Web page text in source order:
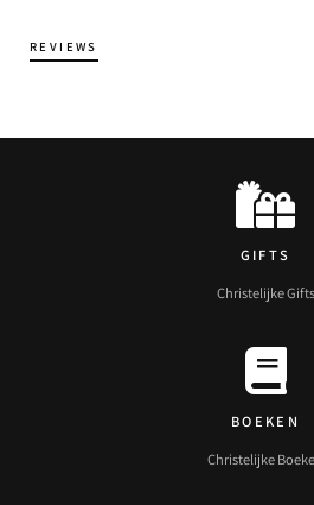
REVIEWS
GIFTS
Christelijke Gifts
BOEKEN
Christelijke